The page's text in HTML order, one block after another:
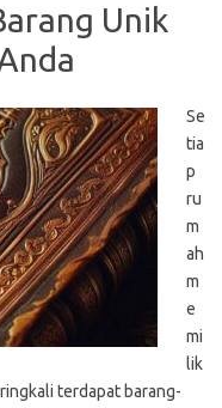
Unik
Se
tia
p
ru
m
ah
m
e
mi
lik
terdapat barang-